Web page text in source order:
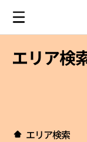
エリア検
エリア検索